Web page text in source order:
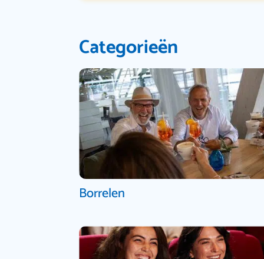
Categorieën
Borrelen